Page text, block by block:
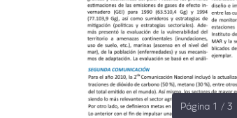
Página 1 / 3